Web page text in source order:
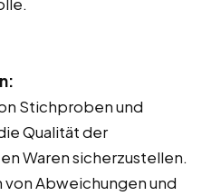
Stichproben und
Qualität der
Waren sicherzustellen.
Abweichungen und